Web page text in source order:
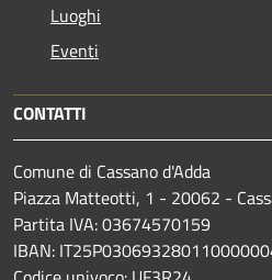
Luoghi
Eventi
CONTATTI
Comune di Cassano d'Adda
Piazza Matteotti, 1 - 20062 -
Partita IVA: 03674570159
IBAN: